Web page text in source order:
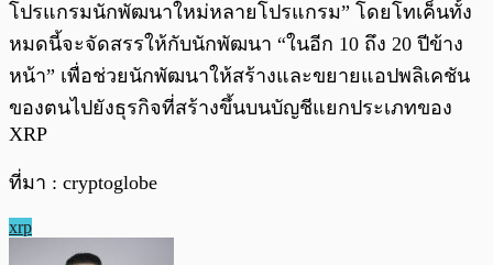
โปรแกรมนักพัฒนาใหม่หลายโปรแกรม” โดยโทเค็นทั้ง
หมดนี้จะจัดสรรให้กับนักพัฒนา “ในอีก 10 ถึง 20 ปีข้าง
หน้า” เพื่อช่วยนักพัฒนาให้สร้างและขยายแอปพลิเคชัน
ของตนไปยังธุรกิจที่สร้างขึ้นบนบัญชีแยกประเภทของ
XRP
ที่มา : cryptoglobe
xrp